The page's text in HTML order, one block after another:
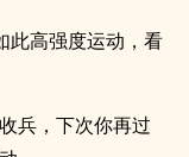
此高强度运动，看
兵，下次你再过